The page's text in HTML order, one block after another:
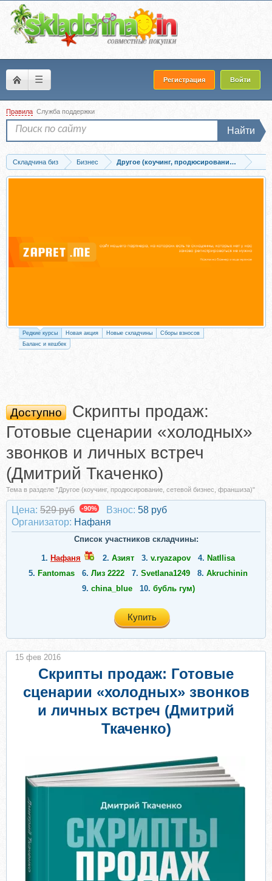
☰ Регистрация Войти
Правила Служба поддержки
Найти
Складчина биз Бизнес
Другое (коучинг, продюсирование, сетевой
Скачать Скрипты продаж: Готовые сценарии «холодных» звонков и личных
Редкие курсы Новая акция Новые складчины
Сборы взносов
Баланс и кешбек
Доступно
Скрипты продаж:
Готовые сценарии «холодных»
звонков и личных встреч
(Дмитрий Ткаченко)
Тема в разделе "Другое (коучинг, продюсирование, сетевой бизнес, франшиза)"
Цена: 529 руб -90% Взнос: 58 руб
Организатор: Нафаня
Список участников складчины:
1. Нафаня 2. Азият 3. v.ryazapov 4. Natllisa
5. Fantomas 6. Лиз 2222 7. Svetlana1249 8. Akruchinin
9. china_blue 10. бубль гум)
Купить
Скрипты продаж: Готовые
сценарии «холодных» звонков
и личных встреч (Дмитрий
Ткаченко)
15 фев 2016